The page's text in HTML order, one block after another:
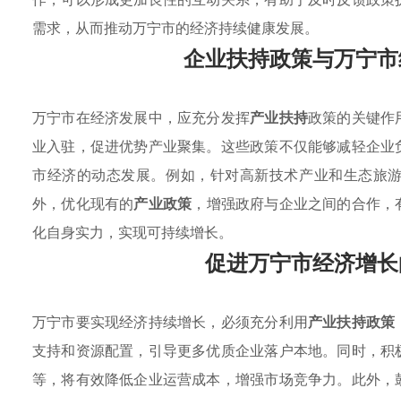
需求，从而推动万宁市的经济持续健康发展。
企业扶持政策与万宁
万宁市在经济发展中，应充分发挥产业扶持政策的关键作
业入驻，促进优势产业聚集。这些政策不仅能够减轻企
市经济的动态发展。例如，针对高新技术产业和生态旅
外，优化现有的产业政策 ，增强政府与企业之间的合作
化自身实力，实现可持续增长。
促进万宁市经济增
万宁市要实现经济持续增长，必须充分利用产业扶持政策
支持和资源配置，引导更多优质企业落户本地。同时，积
等，将有效降低企业运营成本，增强市场竞争力。此外